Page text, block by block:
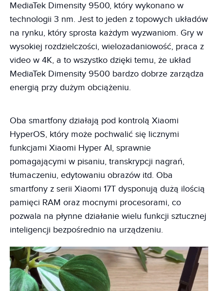
MediaTek Dimensity 9500, który wykonano w
technologii 3 nm. Jest to jeden z topowych układów
na rynku, który sprosta każdym wyzwaniom. Gry w
wysokiej rozdzielczości, wielozadaniowość, praca z
video w 4K, a to wszystko dzięki temu, że układ
MediaTek Dimensity 9500 bardzo dobrze zarządza
energią przy dużym obciążeniu.
Oba smartfony działają pod kontrolą Xiaomi
HyperOS, który może pochwalić się licznymi
funkcjami Xiaomi Hyper AI, sprawnie
pomagającymi w pisaniu, transkrypcji nagrań,
tłumaczeniu, edytowaniu obrazów itd. Oba
smartfony z serii Xiaomi 17T dysponują dużą ilością
pamięci RAM oraz mocnymi procesorami, co
pozwala na płynne działanie wielu funkcji sztucznej
inteligencji bezpośrednio na urządzeniu.